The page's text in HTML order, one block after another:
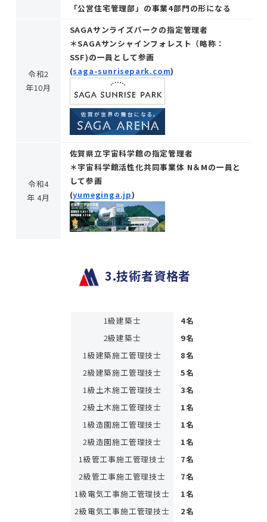
「公営住宅管理部」の事業4部門の形になる
令和2
年10月
SAGAサンライズパークの指定管理者
＊SAGAサンシャインフォレスト（略称：
SSF)の一員として参画
(saga-sunrisepark.com)
令和4
年 4月
佐賀県立宇宙科学館の指定管理者
＊宇宙科学館活性化共同事業体 N＆Мの一員と
して参画
(yumeginga.jp)
3.技術者資格者
1級建築士
4名
2級建築士
9名
1級建築施工管理技士
8名
2級建築施工管理技士
5名
1級土木施工管理技士
3名
2級土木施工管理技士
1名
1級造園施工管理技士
1名
2級造園施工管理技士
1名
1級管工事施工管理技士
7名
2級管工事施工管理技士
7名
1級電気工事施工管理技士
1名
2級電気工事施工管理技士
2名